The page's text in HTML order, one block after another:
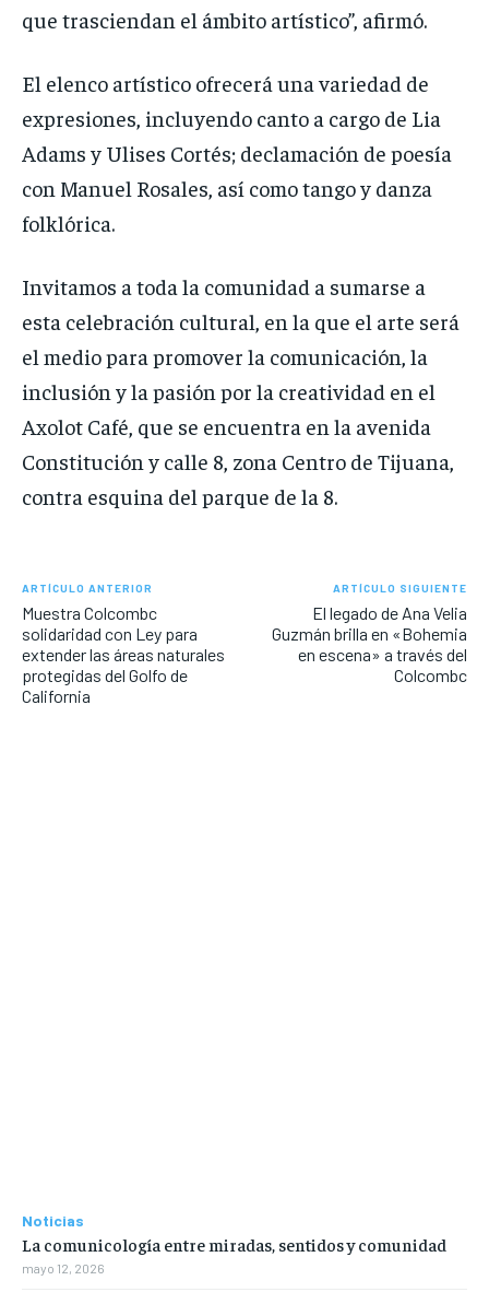
que trasciendan el ámbito artístico”, afirmó.
El elenco artístico ofrecerá una variedad de
expresiones, incluyendo canto a cargo de Lia
Adams y Ulises Cortés; declamación de poesía
con Manuel Rosales, así como tango y danza
folklórica.
Invitamos a toda la comunidad a sumarse a
esta celebración cultural, en la que el arte será
el medio para promover la comunicación, la
inclusión y la pasión por la creatividad en el
Axolot Café, que se encuentra en la avenida
Constitución y calle 8, zona Centro de Tijuana,
contra esquina del parque de la 8.
ARTÍCULO ANTERIOR
Muestra Colcombc
solidaridad con Ley para
extender las áreas naturales
protegidas del Golfo de
California
ARTÍCULO SIGUIENTE
El legado de Ana Velia
Guzmán brilla en «Bohemia
en escena» a través del
Colcombc
Noticias
La comunicología entre miradas, sentidos y comunidad
mayo 12, 2026